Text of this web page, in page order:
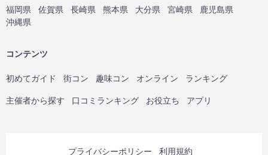
福岡県
佐賀県 長崎県 熊本県 大分県 宮崎県
鹿児島県
沖縄県
コンテンツ
初めてガイド 街コン 趣味コン オンライン ランキング
主催者から探す 口コミランキング お役立ち アプリ
プライバシーポリシー 利用規約